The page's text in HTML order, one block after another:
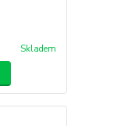
Skladem